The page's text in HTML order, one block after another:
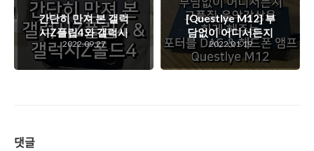
간단히 만져 본 갤럭
시Z플립4와 갤럭시
Z폴드4
2022.09.27
[Questlye M12] 부
담없이 어디서든지
고품질 음악감상을
하게 해주는 포터블
DAC & 해드폰 앰
2022.01.19
댓글